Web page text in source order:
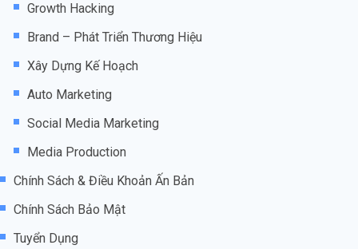
Growth Hacking
Brand – Phát Triển Thương Hiệu
Xây Dựng Kế Hoạch
Auto Marketing
Social Media Marketing
Media Production
Chính Sách & Điều Khoản Ấn Bản
Chính Sách Bảo Mật
Tuyển Dụng